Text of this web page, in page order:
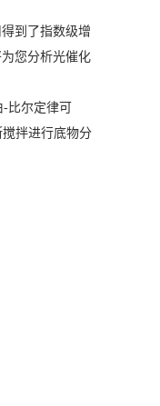
到了指数级增
您分析光催化
比尔定律可
拌进行底物分